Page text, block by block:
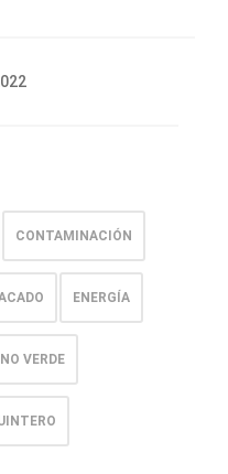
CONTAMINACIÓN
ENERGÍA
VERDE